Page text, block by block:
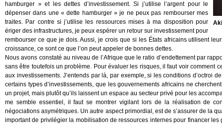
hamburger » et les dettes d’investissement. Si j’utilise l’argent pour le
dépenser dans une « dette hamburger » je ne peux pas rembourser mes
traites. Par contre si j’utilise les ressources mises à ma disposition pour
ériger des infrastructures, je peux espérer un retour sur investissement pour
rembourser ce que je dois. Aussi, je crois que si les États africains utilisent
croissance, ce sont ce que l’on peut appeler de bonnes dettes.
Nous avons constaté au niveau de l’Afrique que le ratio d’endettement par
sans être toutefois un problème. Pour évaluer les risques, il faut voir comment
aux investissements. J’entends par là, par exemple, si les conditions d’octroi
certains types d’investissements, que les gouvernements africains ne
un projet, mais plutôt qu’ils laissent un espace au secteur privé pour les
me semble essentiel, il faut se montrer vigilant lors de la réalisation de
négociations asymétriques. Un autre aspect primordial, est de s’assurer de la
important de privilégier la mobilisation de ressources internes pour financer